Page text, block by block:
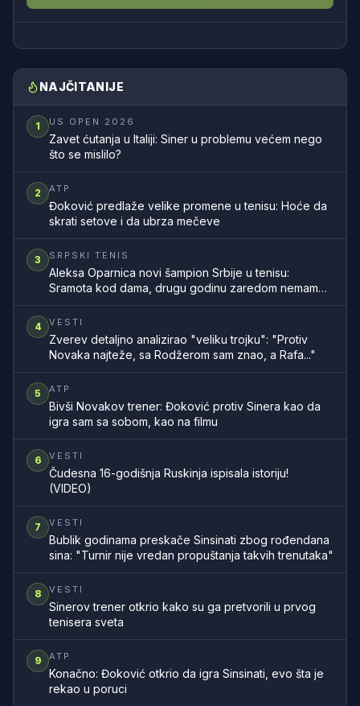
NAJČITANIJE
1 US OPEN 2026
Zavet ćutanja u Italiji: Siner u problemu većem nego
što se mislilo?
2 ATP
Đoković predlaže velike promene u tenisu: Hoće da
skrati setove i da ubrza mečeve
3 SRPSKI TENIS
Aleksa Oparnica novi šampion Srbije u tenisu:
Sramota kod dama, drugu godinu zaredom nemamo
4 VESTI
Zverev detaljno analizirao "veliku trojku": "Protiv
Novaka najteže, sa Rodžerom sam znao, a Rafa..."
5 ATP
Bivši Novakov trener: Đoković protiv Sinera kao da
igra sam sa sobom, kao na filmu
6 VESTI
Čudesna 16-godišnja Ruskinja ispisala istoriju!
(VIDEO)
7 VESTI
Bublik godinama preskače Sinsinati zbog rođendana
sina: "Turnir nije vredan propuštanja takvih trenutaka"
8 VESTI
Sinerov trener otkrio kako su ga pretvorili u prvog
tenisera sveta
9 ATP
Konačno: Đoković otkrio da igra Sinsinati, evo šta je
rekao u poruci